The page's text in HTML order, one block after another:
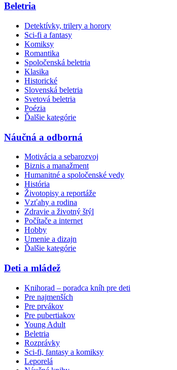
Beletria
Detektívky, trilery a horory
Sci-fi a fantasy
Komiksy
Romantika
Spoločenská beletria
Klasika
Historické
Slovenská beletria
Svetová beletria
Poézia
Ďalšie kategórie
Náučná a odborná
Motivácia a sebarozvoj
Biznis a manažment
Humanitné a spoločenské vedy
História
Životopisy a reportáže
Vzťahy a rodina
Zdravie a životný štýl
Počítače a internet
Hobby
Umenie a dizajn
Ďalšie kategórie
Deti a mládež
Knihorad – poradca kníh pre deti
Pre najmenších
Pre prvákov
Pre pubertiakov
Young Adult
Beletria
Rozprávky
Sci-fi, fantasy a komiksy
Leporelá